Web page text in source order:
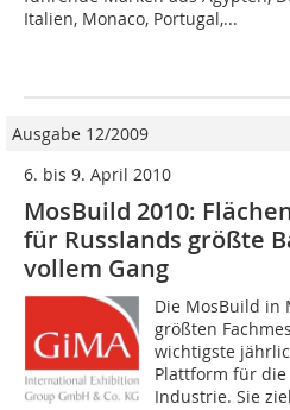
Italien, Monaco, Portugal,...
Ausgabe 12/2009
6. bis 9. April 2010
MosBuild 2010:
für Russlands größte
vollem Gang
Die MosBuild in
größten
wichtigste
Plattform für
Industrie. Sie